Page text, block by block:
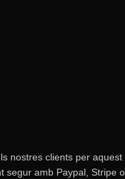
nostres clients per aquest
segur amb Paypal, Stripe o